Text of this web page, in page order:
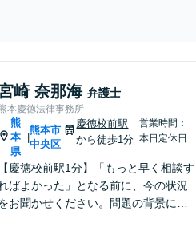
さい。【リーズナブ
ルな料金設定】
続税対策等お任せくださ
【解決実績豊富】【電話相
談可】
崎 奈那海 弁護士
本慶徳法律事務所
熊
本
県
熊本市
中央区
慶徳校前駅
から徒歩1分
営業時間：
本日定休日
【慶徳校前駅1分】「もっと早く相談す
ばよかった」となる前に、今の状況
お聞かせください。問題の背景にも